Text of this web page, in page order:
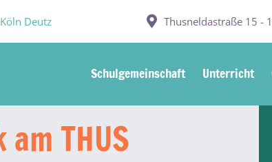
Köln Deutz Thusneldastraße 15 -
Schulgemeinschaft Unterricht
THUS